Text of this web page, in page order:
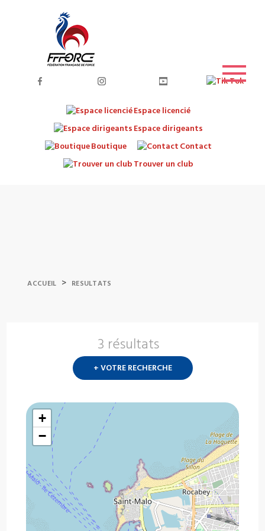
Espace licencié
Espace dirigeants
Boutique
Contact
Trouver un club
ACCUEIL > RESULTATS
3 résultats
+ VOTRE RECHERCHE
+
−